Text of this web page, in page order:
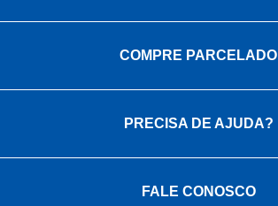
COMPRE PARCELADO
PRECISA DE AJUDA?
FALE CONOSCO